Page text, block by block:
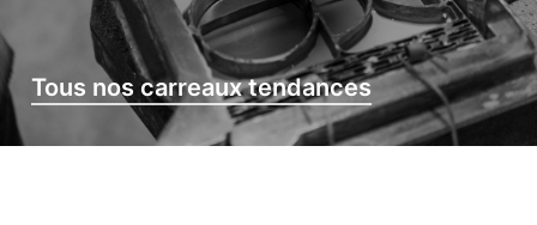
Tous nos carreaux tendances